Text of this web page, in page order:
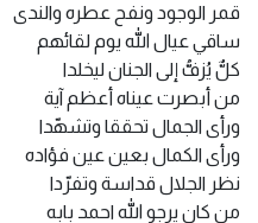
قمر الوجود ونفح عطره والندى
ساقي عيال الله يوم لقائهم
كلٌّ يُزفُّ إلى الجنان ليخلدا
من أبصرت عيناه أعظم آية
ورأى الجمال تحققا وتشهّدا
ورأى الكمال بعين عين فؤاده
نظر الجلال قداسة وتفرّدا
من كان يرجو الله احمد بابه